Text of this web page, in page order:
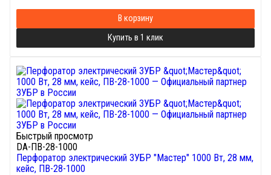
В корзину
Купить в 1 клик
Быстрый просмотр
DA-ПВ-28-1000
Перфоратор электрический ЗУБР "Мастер" 1000 Вт, 28 мм,
кейс, ПВ-28-1000